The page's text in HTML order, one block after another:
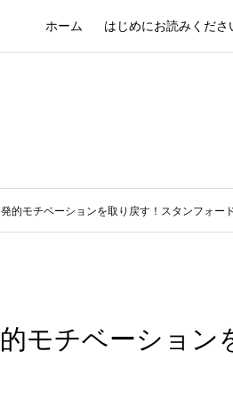
ホーム はじめにお読みくださ
的モチベーションを取り戻す！スタンフォー
モチベーション